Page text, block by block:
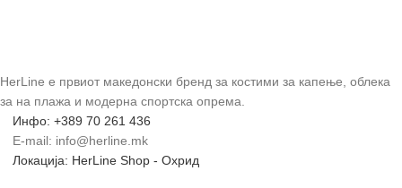
HerLine е првиот македонски бренд за костими за капење, облека
за на плажа и модерна спортска опрема.
Инфо: +389 70 261 436
E-mail: info@herline.mk
Локација: HerLine Shop - Охрид